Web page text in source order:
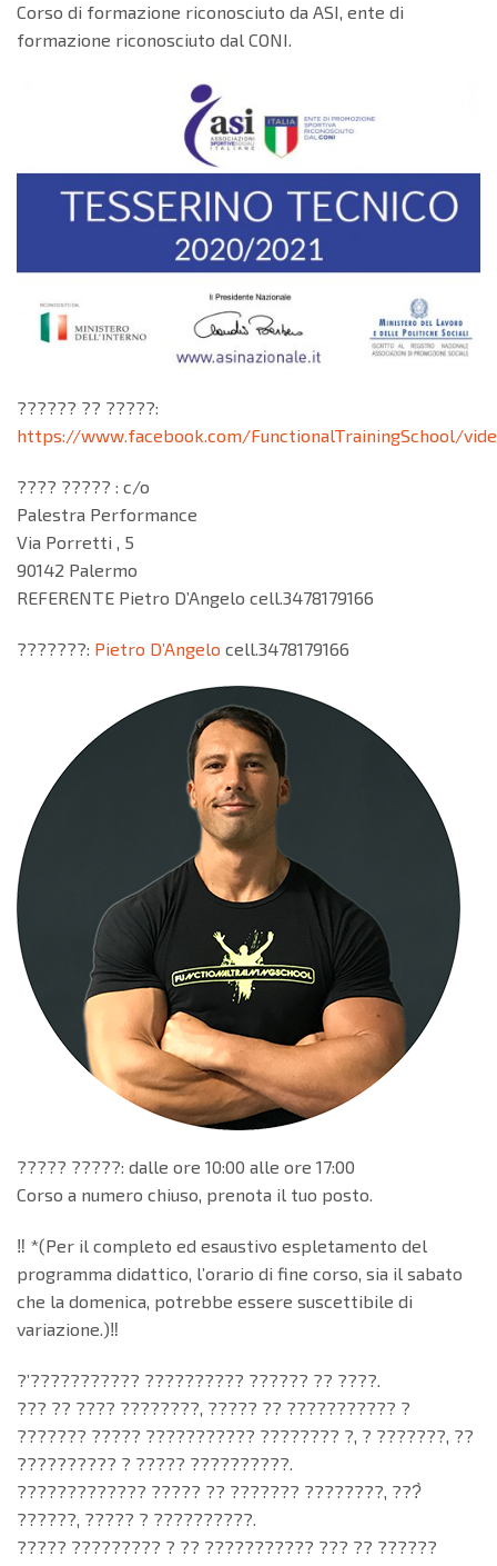
Corso di formazione riconosciuto da ASI, ente di
formazione riconosciuto dal CONI.
?????? ?? ?????:
https://www.facebook.com/FunctionalTrainingSchool/
???? ????? : c/o
Palestra Performance
Via Porretti , 5
90142 Palermo
REFERENTE Pietro D’Angelo cell.3478179166
???????: Pietro D’Angelo cell.3478179166
????? ?????: dalle ore 10:00 alle ore 17:00
Corso a numero chiuso, prenota il tuo posto.
‼️ *(Per il completo ed esaustivo espletamento del
programma didattico, l’orario di fine corso, sia il sabato
che la domenica, potrebbe essere suscettibile di
variazione.)‼️
?’??????????? ?????????? ?????? ?? ????.
??? ?? ???? ????????, ????? ?? ??????????? ?
??????? ????? ??????????? ???????? ?, ? ???????, ??
?????????? ? ????? ??????????.
????????????? ????? ?? ??????? ????????, ???̀
??????, ????? ? ??????????.
????? ????????? ? ?? ??????????? ??? ?? ??????